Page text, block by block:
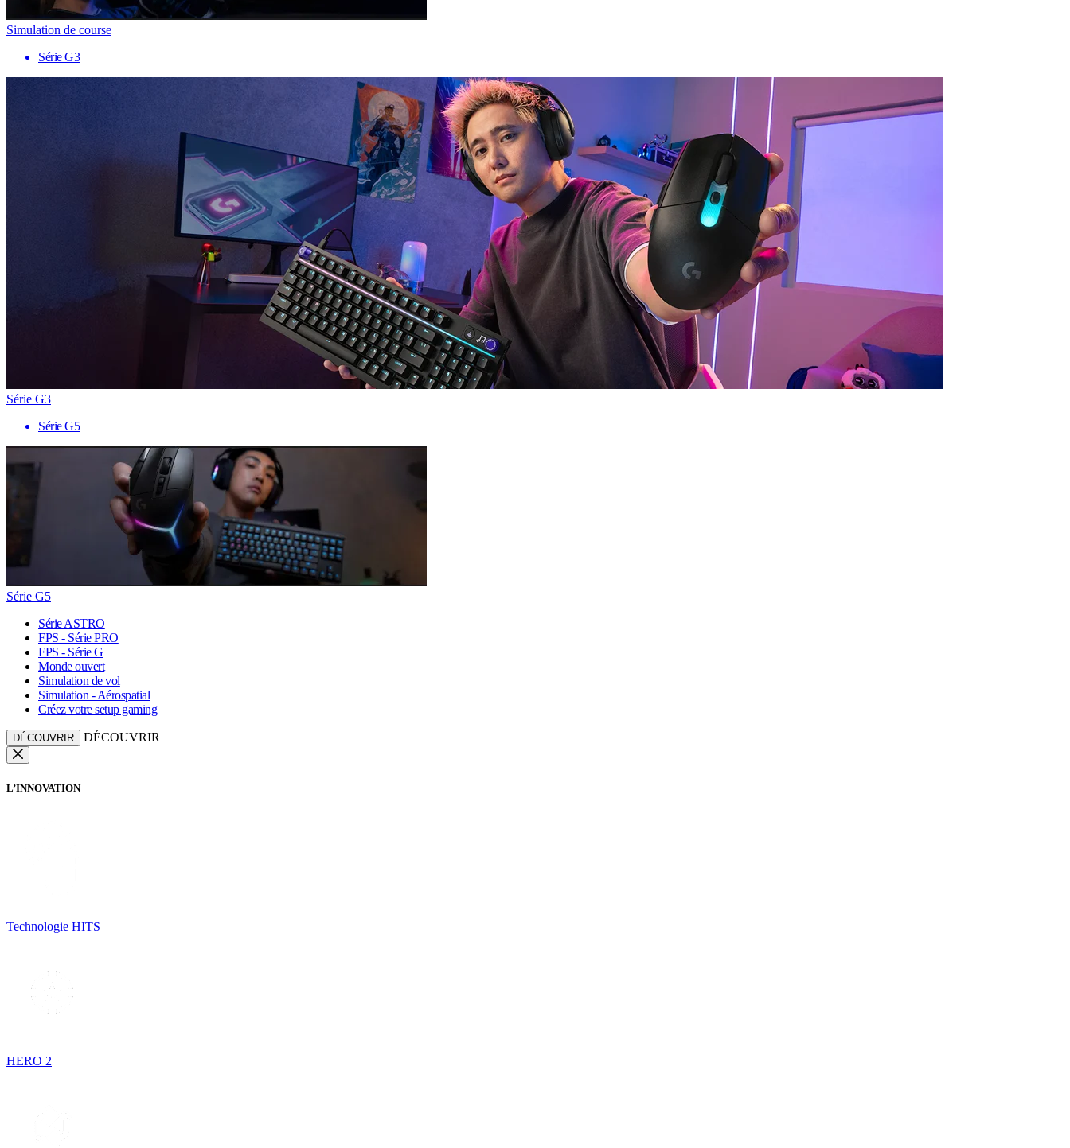
Simulation de course
Série G3
Série G3
Série G5
Série G5
Série ASTRO
FPS - Série PRO
FPS - Série G
Monde ouvert
Simulation de vol
Simulation - Aérospatial
Créez votre setup gaming
DÉCOUVRIR DÉCOUVRIR
L’INNOVATION
Technologie HITS
HERO 2